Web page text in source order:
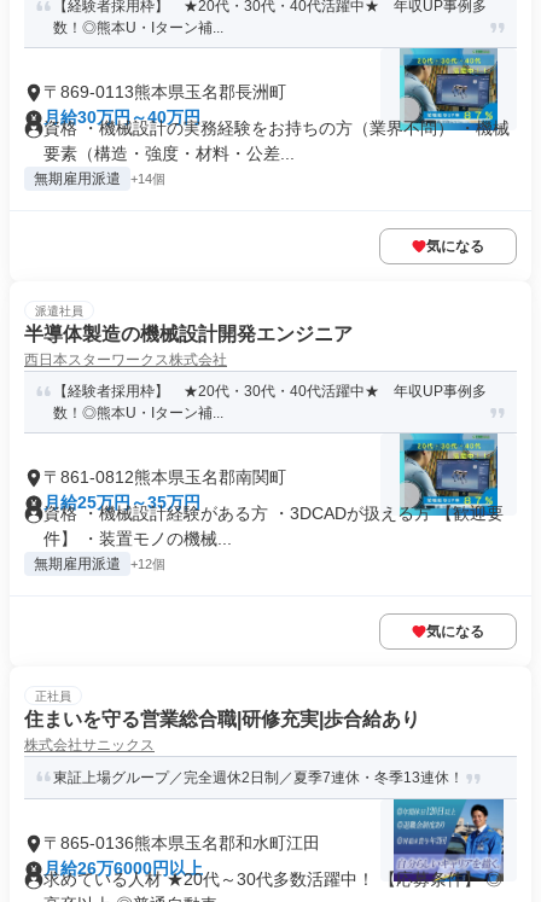
【経験者採用枠】 ★20代・30代・40代活躍中★ 年収UP事例多
数！◎熊本U・Iターン補...
〒869-0113熊本県玉名郡長洲町
月給30万円～40万円
資格 ・機械設計の実務経験をお持ちの方（業界不問） ・機械
要素（構造・強度・材料・公差...
無期雇用派遣 +14個
気になる
派遣社員
半導体製造の機械設計開発エンジニア
西日本スターワークス株式会社
【経験者採用枠】 ★20代・30代・40代活躍中★ 年収UP事例多
数！◎熊本U・Iターン補...
〒861-0812熊本県玉名郡南関町
月給25万円～35万円
資格 ・機械設計経験がある方 ・3DCADが扱える方 【歓迎要
件】 ・装置モノの機械...
無期雇用派遣 +12個
気になる
正社員
住まいを守る営業総合職|研修充実|歩合給あり
株式会社サニックス
東証上場グループ／完全週休2日制／夏季7連休・冬季13連休！
〒865-0136熊本県玉名郡和水町江田
月給26万6000円以上
求めている人材 ★20代～30代多数活躍中！ 【応募条件】 ◎